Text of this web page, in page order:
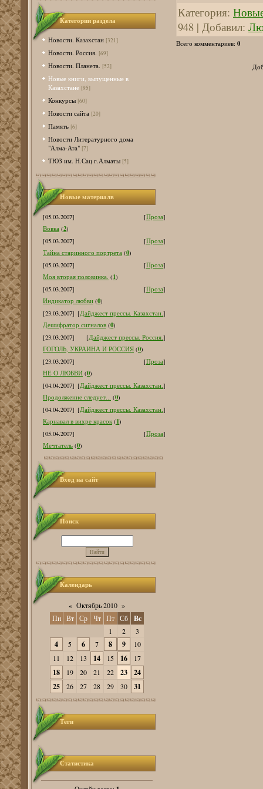
Категории раздела
Новости. Казахстан [321]
Новости. Россия. [69]
Новости. Планета. [52]
Новые книги, выпущенные в
Казахстане [95]
Конкурсы [60]
Новости сайта [20]
Память [6]
Новости Литературного дома
"Алма-Ата" [7]
ТЮЗ им. Н.Сац г.Алматы [5]
Новые материалв
[05.03.2007] [Проза]
Вовка (2)
[05.03.2007]
[Проза]
Тайна старинного портрета (0)
[05.03.2007]
[Проза]
Моя вторая половинка. (1)
[05.03.2007]
[Проза]
Индикатор любви (0)
[23.03.2007] [Дайджест прессы. Казахстан.]
Дешифратор сигналов (0)
[23.03.2007]
[Дайджест прессы. Россия.]
ГОГОЛЬ, УКРАИНА И РОССИЯ (0)
[23.03.2007]
[Проза]
НЕ О ЛЮБВИ (0)
[04.04.2007] [Дайджест прессы. Казахстан.]
Продолжение следует... (0)
[04.04.2007] [Дайджест прессы. Казахстан.]
Карнавал в вихре красок (1)
[05.04.2007]
[Проза]
Мечтатель (0)
Вход на сайт
Поиск
Календарь
« Октябрь 2010 »
Пн Вт Ср Чт Пт Сб Вс
1 2 3
4 5 6 7 8 9
10
11
12 13 14 15 16 17
18 19 20 21 22 23
24
25
26 27 28 29 30 31
Теги
Статистика
Категория:
948 | Добавил:
Всего комментариев: 0